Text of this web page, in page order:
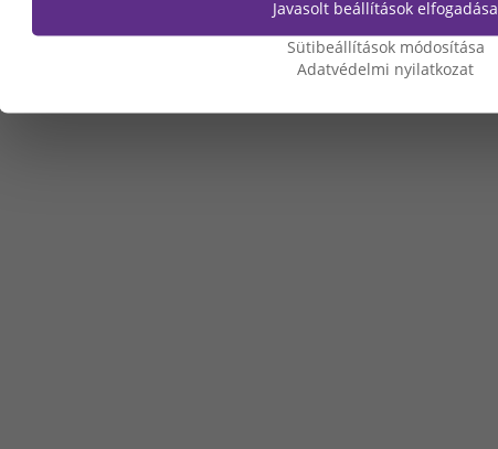
Javasolt beállítások elfogadása
Sütibeállítások módosítása
Adatvédelmi nyilatkozat